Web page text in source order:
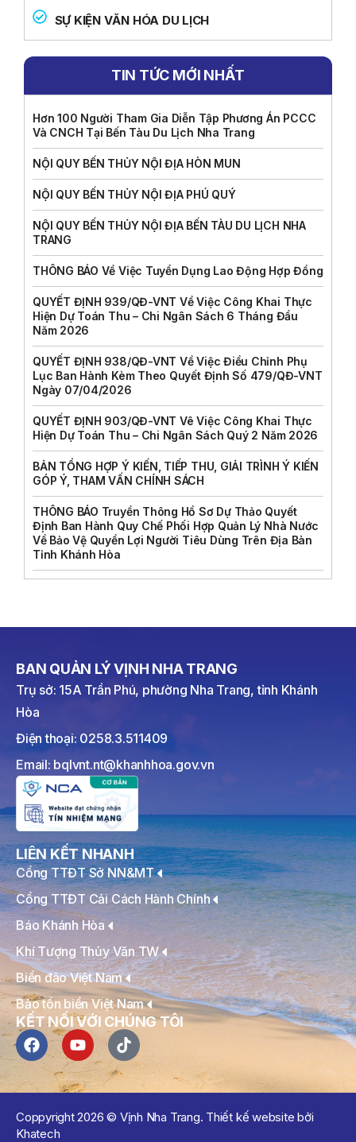
SỰ KIỆN VĂN HÓA DU LỊCH
TIN TỨC MỚI NHẤT
Hơn 100 Người Tham Gia Diễn Tập Phương Án PCCC
Và CNCH Tại Bến Tàu Du Lịch Nha Trang
NỘI QUY BẾN THỦY NỘI ĐỊA HÒN MUN
NỘI QUY BẾN THỦY NỘI ĐỊA PHÚ QUÝ
NỘI QUY BẾN THỦY NỘI ĐỊA BẾN TÀU DU LỊCH NHA
TRANG
THÔNG BÁO Về Việc Tuyển Dụng Lao Động Hợp Đồng
QUYẾT ĐỊNH 939/QĐ-VNT Về Việc Công Khai Thực
Hiện Dự Toán Thu – Chi Ngân Sách 6 Tháng Đầu
Năm 2026
QUYẾT ĐỊNH 938/QĐ-VNT Về Việc Điều Chỉnh Phụ
Lục Ban Hành Kèm Theo Quyết Định Số 479/QĐ-VNT
Ngày 07/04/2026
QUYẾT ĐỊNH 903/QĐ-VNT Vê Việc Công Khai Thực
Hiện Dự Toán Thu – Chi Ngân Sách Quý 2 Năm 2026
BẢN TỔNG HỢP Ý KIẾN, TIẾP THU, GIẢI TRÌNH Ý KIẾN
GÓP Ý, THAM VẤN CHÍNH SÁCH
THÔNG BÁO Truyền Thông Hồ Sơ Dự Thảo Quyết
Định Ban Hành Quy Chế Phối Hợp Quản Lý Nhà Nước
Về Bảo Vệ Quyền Lợi Người Tiêu Dùng Trên Địa Bàn
Tỉnh Khánh Hòa
BAN QUẢN LÝ VỊNH NHA TRANG
Trụ sở: 15A Trần Phú, phường Nha Trang, tỉnh Khánh
Hòa
Điện thoại: 0258.3.511409
Email: bqlvnt.nt@khanhhoa.gov.vn
LIÊN KẾT NHANH
Cổng TTĐT Sở NN&MT
Cổng TTĐT Cải Cách Hành Chính
Báo Khánh Hòa
Khí Tượng Thủy Văn TW
Biển đảo Việt Nam
Bảo tồn biển Việt Nam
KẾT NỐI VỚI CHÚNG TÔI
Coppyright 2026 © Vịnh Nha Trang. Thiết kế website bởi
Khatech